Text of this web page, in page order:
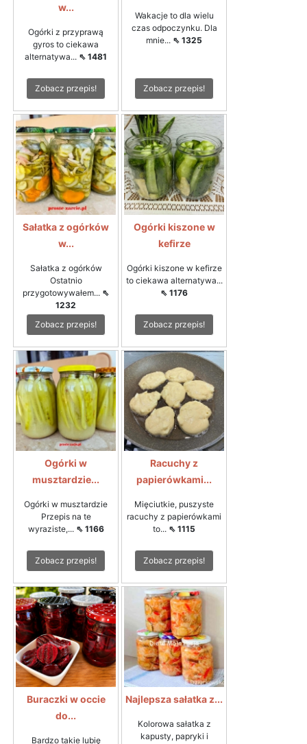
w...
Ogórki z przyprawą
gyros to ciekawa
alternatywa... ⇖ 1481
Zobacz przepis!
Wakacje to dla wielu
czas odpoczynku. Dla
mnie... ⇖ 1325
Zobacz przepis!
Sałatka z ogórków
w...
Sałatka z ogórków
Ostatnio
przygotowywałem... ⇖
1232
Zobacz przepis!
Ogórki kiszone w
kefirze
Ogórki kiszone w kefirze
to ciekawa alternatywa...
⇖ 1176
Zobacz przepis!
Ogórki w
musztardzie...
Ogórki w musztardzie
Przepis na te
wyraziste,... ⇖ 1166
Zobacz przepis!
Racuchy z
papierówkami...
Mięciutkie, puszyste
racuchy z papierówkami
to... ⇖ 1115
Zobacz przepis!
Buraczki w occie
do...
Bardzo takie lubię
Najlepsza sałatka z...
Kolorowa sałatka z
kapusty, papryki i